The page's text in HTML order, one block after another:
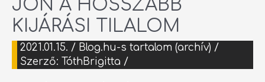
JÖN A HOSSZABB
KIJÁRÁSI TILALOM
2021.01.15. / Blog.hu-s tartalom (archív) /
Szerző: TóthBrigitta /